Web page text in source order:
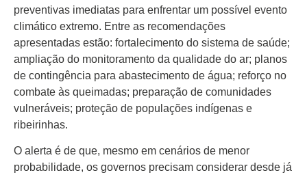
preventivas imediatas para enfrentar um possível evento
climático extremo. Entre as recomendações
apresentadas estão: fortalecimento do sistema de saúde;
ampliação do monitoramento da qualidade do ar; planos
de contingência para abastecimento de água; reforço no
combate às queimadas; preparação de comunidades
vulneráveis; proteção de populações indígenas e
ribeirinhas.
O alerta é de que, mesmo em cenários de menor
probabilidade, os governos precisam considerar desde já